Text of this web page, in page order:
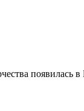
появилась в